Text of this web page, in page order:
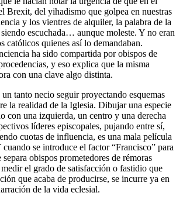
Brexit, del yihadismo que golpea en nuestras
y los vientres de alquiler, la palabra de la
escuchada… aunque moleste. Y no eran
católicos quienes así lo demandaban.
ha sido compartida por obispos de
y eso explica que la misma
con una clave algo distinta.
tanto necio seguir proyectando esquemas
la realidad de la Iglesia. Dibujar una especie
con una izquierda, un centro y una derecha
líderes episcopales, pujando entre sí,
cuotas de influencia, es una mala película
se introduce el factor “Francisco” para
obispos prometedores de rémoras
el grado de satisfacción o fastidio que
que acaba de producirse, se incurre ya en
de la vida eclesial.